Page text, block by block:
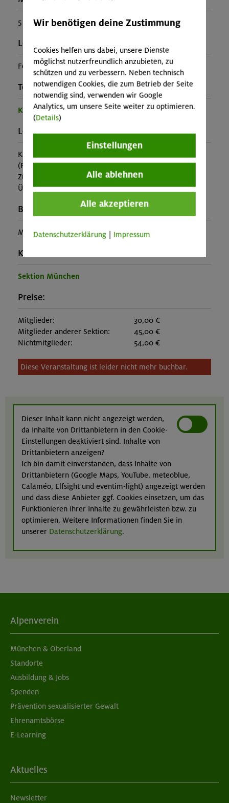
5
Leiter*in:
Foad Joodi Khosroshahi
Teilprogramm:
Kinder- und Jugendprogramm
Leistung:
Kursleitung, Ausrüstung
(Falls nicht in den Leistungen inbegriffen, fallen
Zusatzkosten für z.B. An- und Abreise, Verpflegung,
Übernachtung oder Skipass an.)
Buchungscode:
MUC-26-0791
Kontakt Veranstalter:
Sektion München
Preise:
Mitglieder:
30,00 €
Mitglieder anderer Sektion:
45,00 €
Nichtmitglieder:
54,00 €
Diese Veranstaltung ist leider nicht mehr buchbar.
Dieser Inhalt kann nicht angezeigt werden,
da Inhalte von Drittanbietern in den Cookie-
Einstellungen deaktiviert sind. Inhalte von
Drittanbietern anzeigen?
Ich bin damit einverstanden, dass Inhalte von
Drittanbietern (Google Maps, YouTube, meteoblue,
Calaméo, Elfsight und eventim-light) angezeigt werden
und dass diese Anbieter ggf. Cookies einsetzen, um das
Funktionieren ihrer Inhalte zu gewährleisten bzw. zu
optimieren. Weitere Informationen finden Sie in
unserer Datenschutzerklärung.
Alpenverein
München & Oberland
Standorte
Ausbildung & Jobs
Spenden
Prävention sexualisierter Gewalt
Ehrenamtsbörse
E-Learning
Aktuelles
Newsletter
Wir benötigen deine Zustimmung
Cookies helfen uns dabei, unsere Dienste
möglichst nutzerfreundlich anzubieten, zu
schützen und zu verbessern. Neben technisch
notwendigen Cookies, die zum Betrieb der Seite
notwendig sind, verwenden wir Google
Analytics, um unsere Seite weiter zu optimieren.
(Details)
Einstellungen
Alle ablehnen
Alle akzeptieren
Datenschutzerklärung Impressum